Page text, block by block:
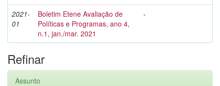
2021-
01
Boletim Etene Avaliação de
Políticas e Programas, ano 4,
n.1, jan./mar. 2021
-
Refinar
Assunto